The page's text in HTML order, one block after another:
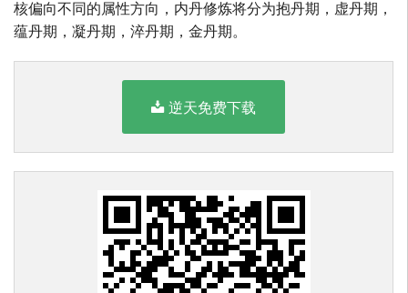
核偏向不同的属性方向，内丹修炼将分为抱丹期，虚丹期，
蕴丹期，凝丹期，淬丹期，金丹期。
逆天免费下载